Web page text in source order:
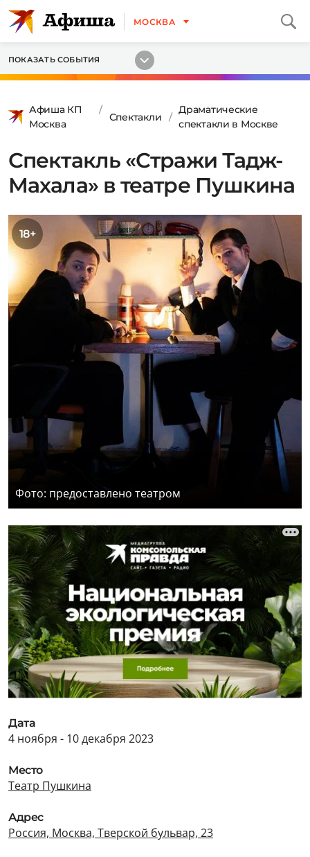
МОСКВА
ПОКАЗАТЬ СОБЫТИЯ
Афиша КП
Москва
Спектакли
Драматические
спектакли в Москве
Спектакль «Стражи Тадж-
Махала» в театре Пушкина
18+
Фото: предоставлено театром
Дата
4 ноября - 10 декабря 2023
Место
Театр Пушкина
Адрес
Россия, Москва, Тверской бульвар, 23